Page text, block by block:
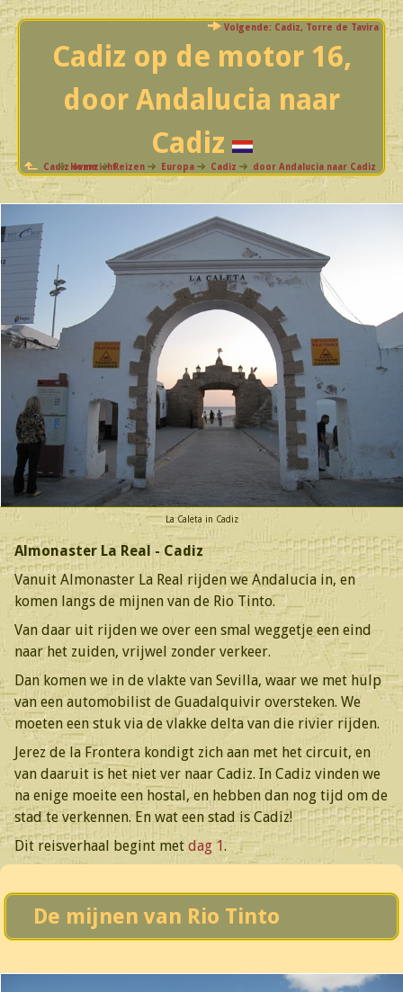
Volgende: Cadiz, Torre de Tavira
Cadiz op de motor 16,
door Andalucia naar
Cadiz
Cadiz overzicht
Home Reizen Europa Cadiz door Andalucia naar Cadiz
La Caleta in Cadiz
Almonaster La Real - Cadiz
Vanuit Almonaster La Real rijden we Andalucia in, en
komen langs de mijnen van de Rio Tinto.
Van daar uit rijden we over een smal weggetje een eind
naar het zuiden, vrijwel zonder verkeer.
Dan komen we in de vlakte van Sevilla, waar we met hulp
van een automobilist de Guadalquivir oversteken. We
moeten een stuk via de vlakke delta van die rivier rijden.
Jerez de la Frontera kondigt zich aan met het circuit, en
van daaruit is het niet ver naar Cadiz. In Cadiz vinden we
na enige moeite een hostal, en hebben dan nog tijd om de
stad te verkennen. En wat een stad is Cadiz!
Dit reisverhaal begint met dag 1.
De mijnen van Rio Tinto